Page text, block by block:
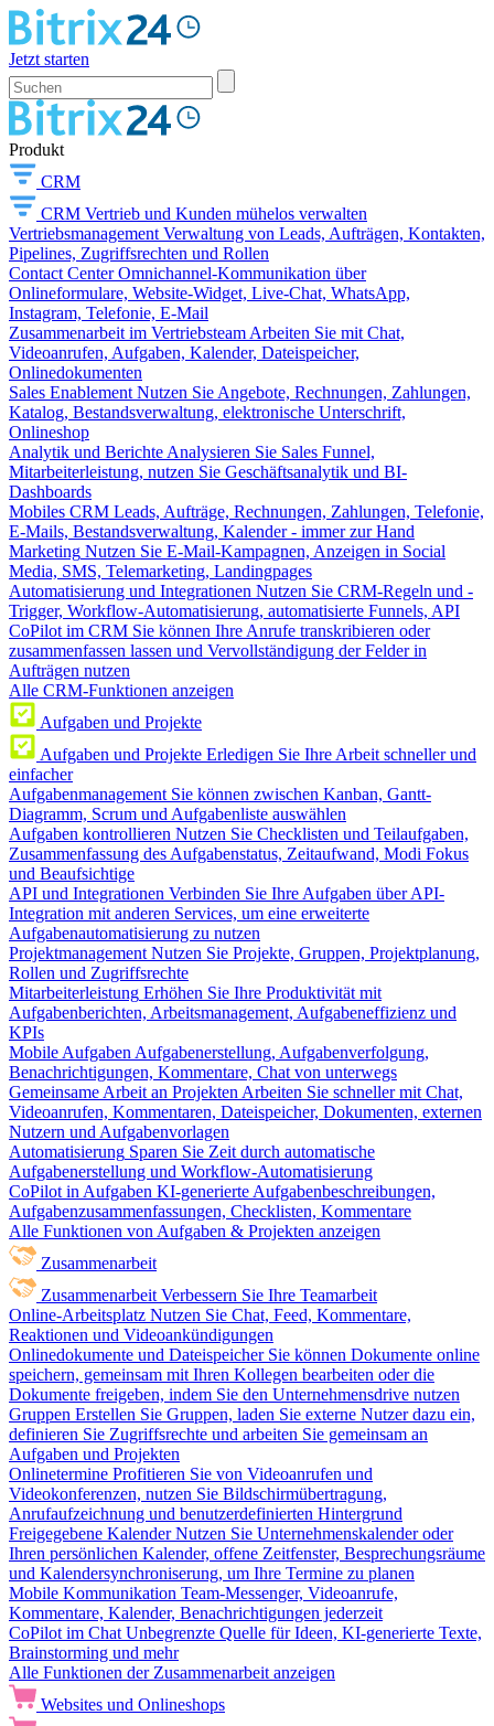
Jetzt starten
Produkt
CRM
CRM Vertrieb und Kunden mühelos verwalten
Vertriebsmanagement Verwaltung von Leads, Aufträgen, Kontakten,
Pipelines, Zugriffsrechten und Rollen
Contact Center Omnichannel-Kommunikation über
Onlineformulare, Website-Widget, Live-Chat, WhatsApp,
Instagram, Telefonie, E-Mail
Zusammenarbeit im Vertriebsteam Arbeiten Sie mit Chat,
Videoanrufen, Aufgaben, Kalender, Dateispeicher,
Onlinedokumenten
Sales Enablement Nutzen Sie Angebote, Rechnungen, Zahlungen,
Katalog, Bestandsverwaltung, elektronische Unterschrift,
Onlineshop
Analytik und Berichte Analysieren Sie Sales Funnel,
Mitarbeiterleistung, nutzen Sie Geschäftsanalytik und BI-
Dashboards
Mobiles CRM Leads, Aufträge, Rechnungen, Zahlungen, Telefonie,
E-Mails, Bestandsverwaltung, Kalender - immer zur Hand
Marketing Nutzen Sie E-Mail-Kampagnen, Anzeigen in Social
Media, SMS, Telemarketing, Landingpages
Automatisierung und Integrationen Nutzen Sie CRM-Regeln und -
Trigger, Workflow-Automatisierung, automatisierte Funnels, API
CoPilot im CRM Sie können Ihre Anrufe transkribieren oder
zusammenfassen lassen und Vervollständigung der Felder in
Aufträgen nutzen
Alle CRM-Funktionen anzeigen
Aufgaben und Projekte
Aufgaben und Projekte Erledigen Sie Ihre Arbeit schneller und
einfacher
Aufgabenmanagement Sie können zwischen Kanban, Gantt-
Diagramm, Scrum und Aufgabenliste auswählen
Aufgaben kontrollieren Nutzen Sie Checklisten und Teilaufgaben,
Zusammenfassung des Aufgabenstatus, Zeitaufwand, Modi Fokus
und Beaufsichtige
API und Integrationen Verbinden Sie Ihre Aufgaben über API-
Integration mit anderen Services, um eine erweiterte
Aufgabenautomatisierung zu nutzen
Projektmanagement Nutzen Sie Projekte, Gruppen, Projektplanung,
Rollen und Zugriffsrechte
Mitarbeiterleistung Erhöhen Sie Ihre Produktivität mit
Aufgabenberichten, Arbeitsmanagement, Aufgabeneffizienz und
KPIs
Mobile Aufgaben Aufgabenerstellung, Aufgabenverfolgung,
Benachrichtigungen, Kommentare, Chat von unterwegs
Gemeinsame Arbeit an Projekten Arbeiten Sie schneller mit Chat,
Videoanrufen, Kommentaren, Dateispeicher, Dokumenten, externen
Nutzern und Aufgabenvorlagen
Automatisierung Sparen Sie Zeit durch automatische
Aufgabenerstellung und Workflow-Automatisierung
CoPilot in Aufgaben KI-generierte Aufgabenbeschreibungen,
Aufgabenzusammenfassungen, Checklisten, Kommentare
Alle Funktionen von Aufgaben & Projekten anzeigen
Zusammenarbeit
Zusammenarbeit Verbessern Sie Ihre Teamarbeit
Online-Arbeitsplatz Nutzen Sie Chat, Feed, Kommentare,
Reaktionen und Videoankündigungen
Onlinedokumente und Dateispeicher Sie können Dokumente online
speichern, gemeinsam mit Ihren Kollegen bearbeiten oder die
Dokumente freigeben, indem Sie den Unternehmensdrive nutzen
Gruppen Erstellen Sie Gruppen, laden Sie externe Nutzer dazu ein,
definieren Sie Zugriffsrechte und arbeiten Sie gemeinsam an
Aufgaben und Projekten
Onlinetermine Profitieren Sie von Videoanrufen und
Videokonferenzen, nutzen Sie Bildschirmübertragung,
Anrufaufzeichnung und benutzerdefinierten Hintergrund
Freigegebene Kalender Nutzen Sie Unternehmenskalender oder
Ihren persönlichen Kalender, offene Zeitfenster, Besprechungsräume
und Kalendersynchroniserung, um Ihre Termine zu planen
Mobile Kommunikation Team-Messenger, Videoanrufe,
Kommentare, Kalender, Benachrichtigungen jederzeit
CoPilot im Chat Unbegrenzte Quelle für Ideen, KI-generierte Texte,
Brainstorming und mehr
Alle Funktionen der Zusammenarbeit anzeigen
Websites und Onlineshops